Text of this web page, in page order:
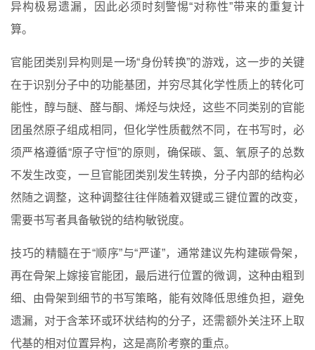
异构极易遗漏，因此必须时刻警惕“对称性”带来的重复计
算。
官能团类别异构则是一场“身份转换”的游戏，这一步的关键
在于识别分子中的功能基团，并穷尽其化学性质上的转化可
能性，醇与醚、醛与酮、烯烃与炔烃，这些不同类别的官能
团虽然原子组成相同，但化学性质截然不同，在书写时，必
须严格遵循“原子守恒”的原则，确保碳、氢、氧原子的总数
不发生改变，一旦官能团类别发生转换，分子内部的结构必
然随之调整，这种调整往往伴随着双键或三键位置的改变，
需要书写者具备敏锐的结构敏锐度。
技巧的精髓在于“顺序”与“严谨”，通常建议先构建碳骨架，
再在骨架上嫁接官能团，最后进行位置的微调，这种由粗到
细、由骨架到细节的书写策略，能有效降低思维负担，避免
遗漏，对于含苯环或环状结构的分子，还需额外关注环上取
代基的相对位置异构，这是高阶考察的重点。